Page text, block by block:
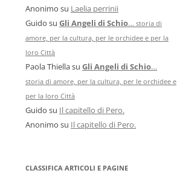
Anonimo su Laelia perrinii
Guido su Gli Angeli di Schio… storia di
amore, per la cultura, per le orchidee e per la
loro Città
Paola Thiellasu Gli Angeli di Schio…
storia di amore, per la cultura, per le orchidee e
per la loro Città
Guido su Il capitello di Pero.
Anonimo su Il capitello di Pero.
CLASSIFICA ARTICOLI E PAGINE